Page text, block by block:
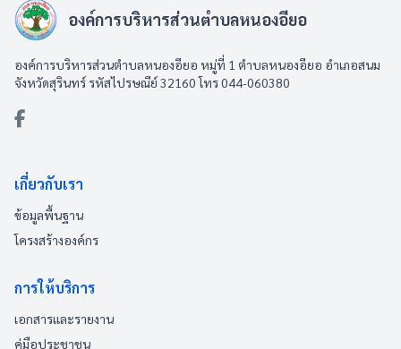
องค์การบริหารส่วนตำบลหนองอียอ
องค์การบริหารส่วนตำบลหนองอียอ หมู่ที่ 1 ตำบลหนองอียอ อำเภอสนม
จังหวัดสุรินทร์ รหัสไปรษณีย์ 32160 โทร 044-060380
เกี่ยวกับเรา
ข้อมูลพื้นฐาน
โครงสร้างองค์กร
การให้บริการ
เอกสารและรายงาน
คู่มือประชาชน